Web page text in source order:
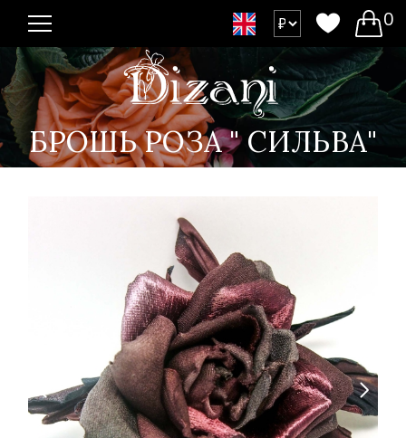
0
БРОШЬ РОЗА " СИЛЬВА"